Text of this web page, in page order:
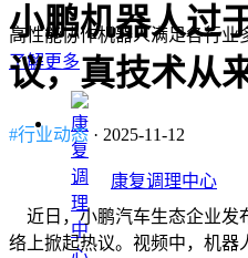
高性能协作机器人满足各行业
了解更多
康复调理中心
小鹏机器人过
议，真技术从
#行业动态 · 2025-11-12
近日，小鹏汽车生态企业发
络上掀起热议。视频中，机器